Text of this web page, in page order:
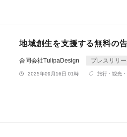
地域創生を支援する無料の
合同会社TulipaDesign プレスリリ
2025年09月16日 01時 旅行・観光